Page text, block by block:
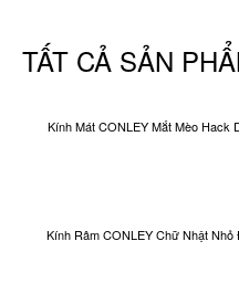
TẤT CẢ SẢN
Kính Mát CONLEY Mắt Mèo Hack
Kính Râm CONLEY Chữ Nhật